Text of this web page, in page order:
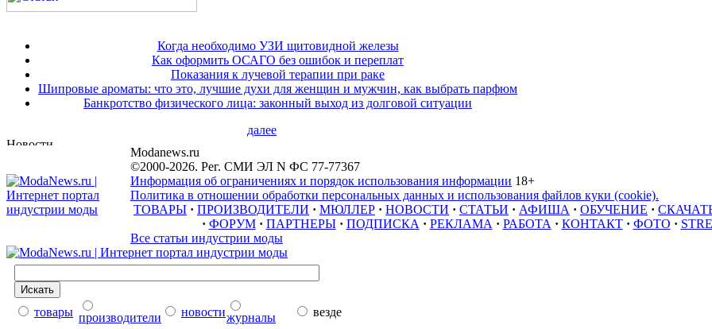
Когда необходимо УЗИ щитовидной железы
Как оформить ОСАГО без ошибок и переплат
Показания к лучевой терапии при раке
Шипровые ароматы: что это, лучшие духи для женщин и мужчин, как выбрать парфюм
Банкротство физического лица: законный выход из долговой ситуации
далее
Modanews.ru
©2000-2026. Рег. СМИ ЭЛ N ФС 77-77367
Информация об ограничениях и порядок использования информации 18+
Политика в отношении обработки персональных данных и использования файлов куки (cookie).
ТОВАРЫ · ПРОИЗВОДИТЕЛИ · МЮЛЛЕР · НОВОСТИ · СТАТЬИ · АФИША · ОБУЧЕНИЕ ·
· ФОРУМ · ПАРТНЕРЫ · ПОДПИСКА · РЕКЛАМА · РАБОТА · КОНТАКТ · ФОТО ·
Все статьи индустрии моды
товары производители новостижурналы везде